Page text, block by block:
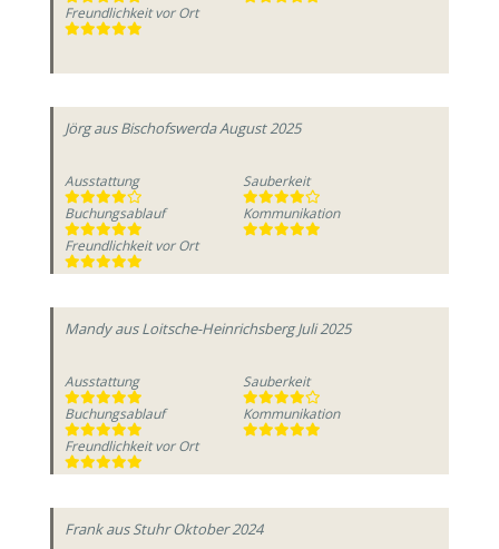
Freundlichkeit vor Ort
Jörgaus Bischofswerda August 2025
Ausstattung
Sauberkeit
Buchungsablauf
Kommunikation
Freundlichkeit vor Ort
Mandyaus Loitsche-Heinrichsberg Juli 2025
Ausstattung
Sauberkeit
Buchungsablauf
Kommunikation
Freundlichkeit vor Ort
Frankaus Stuhr Oktober 2024